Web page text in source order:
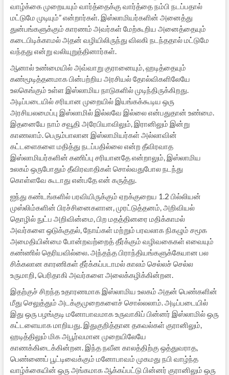
வாழ்க்கை முறையயும் வார்த்தைக்கு வார்த்தை நம்பி நடப்பதால்
மட்டுமே முடியும்” என்றார்கள். இஸ்லாமியர்களின் அனைத்து
துன்பங்களுக்கும் காரணம் அவர்கள் மேற்கூறிய அனைத்தையும்
கடைபிடிக்காமல் அதன் வழியிலிருந்து விலகி நடந்ததால் மட்டுமே
வந்தது என்று வலியுறுத்தினார்கள்.
ஆனால் உண்மையில் அவ்வாறு குரானையும், ஹடித்தையும்
கண்மூடித்தனமாக பின்பற்றிய அரசியல் தோல்விகளிலேயே
உலகெங்கும் உள்ள இஸ்லாமிய நாடுகளில் முடிந்திருக்கிறது.
அடிப்படையில் சரியான முறையில் இயங்கக்கூடிய ஒரு
அரசியலமைப்பு இஸ்லாமில் இல்லவே இல்லை என்பதுதான் உண்மை.
இதனையே நாம் சவூதி அரேபியாவிலும், இரானிலும் இன்று
காணலாம். பெரும்பாலான இஸ்லாமியர்கள் அல்லாவின்
கட்டளைகளை மதித்து நடப்பதில்லை என்ற தீவிரவாத
இஸ்லாமியர்களின் கணிப்பு சரியானதே என்றாலும், இஸ்லாமிய
உலகம் ஒருபோதும் தீவிரவாதிகள் சொல்வதுபோல நடந்து
கொள்ளவே கூடாது என்பதே என் கருத்து.
ஐந்து கண்டங்களில் பரவியிருக்கும் ஏறக்குறைய 1.2 பில்லியன்
முஸ்லிம்களின் பிரச்சினைகளான, முரட்டுத்தனம், அறிவியல்
தொழில் நுட்ப அறிவின்மை, பிற மதத்தினரை மதிக்காமல்
அவர்களை ஒடுக்குதல், நோய்கள் மற்றும் பரவலாக நிகழும் சமூக
அமைதியின்மை போன்றவற்றைத் தீர்க்கும் வழிவகைகள் எவையும்
கண்ணில் தெரியவில்லை. அந்தந்த பிராந்தியங்களுக்கேயான பல
சிக்கலான காரணிகள் தீர்க்கப்படாமல் காலம் செல்லச் செல்ல
உருமாறி, பெரிதாகி அவர்களை அலைக்கழிக்கின்றன.
இதற்குச் சிறந்த உதாரணமாக இஸ்லாமிய உலகம் அதன் பெண்களின்
மீது செலுத்தும் அடக்குமுறைகளைச் சொல்லலாம். அடிப்படையில்
இது ஒரு பழங்குடி மனோபாவமாக உருவாகிப் பின்னர் இஸ்லாமில் ஒரு
கட்டளையாக மாறியது. இதுகுறித்தான தகவல்கள் குரானிலும்,
ஹடித்திலும் மிக அபூர்வமான முறையிலேயே
காணக்கிடைக்கின்றன. இந்த நவீன காலத்திற்கு ஒத்துவராத,
பெண்ணைப் பூட்டிவைக்கும் மனோபாவம் முகமது நபி வாழ்ந்த
வாழ்க்கையின் ஒரு அங்கமாக ஆக்கப்பட்டு பின்னர் குரானிலும் ஒரு